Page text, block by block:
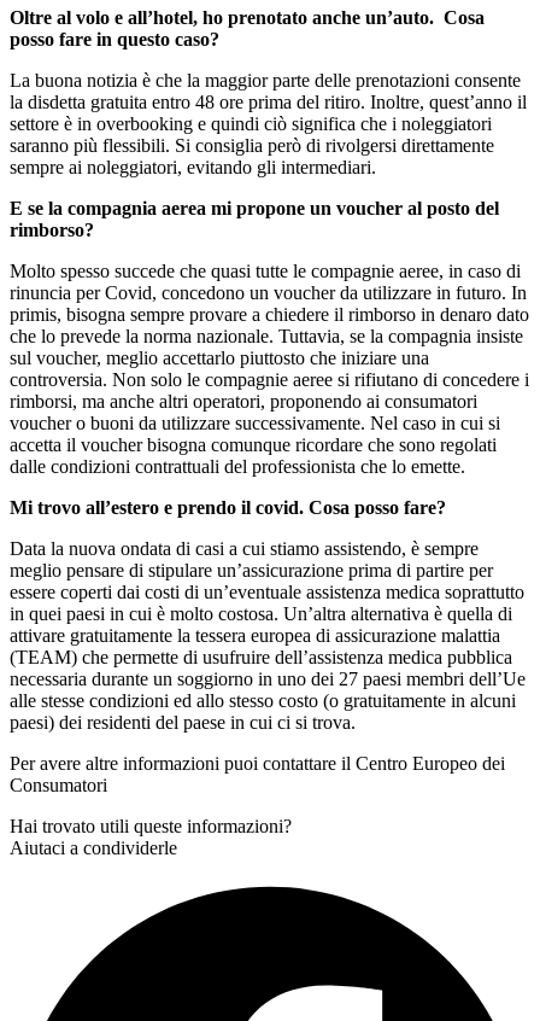
Oltre al volo e all’hotel, ho prenotato anche un’auto. Cosa
posso fare in questo caso?
La buona notizia è che la maggior parte delle prenotazioni consente
la disdetta gratuita entro 48 ore prima del ritiro. Inoltre, quest’anno il
settore è in overbooking e quindi ciò significa che i noleggiatori
saranno più flessibili. Si consiglia però di rivolgersi direttamente
sempre ai noleggiatori, evitando gli intermediari.
E se la compagnia aerea mi propone un voucher al posto del
rimborso?
Molto spesso succede che quasi tutte le compagnie aeree, in caso di
rinuncia per Covid, concedono un voucher da utilizzare in futuro. In
primis, bisogna sempre provare a chiedere il rimborso in denaro dato
che lo prevede la norma nazionale. Tuttavia, se la compagnia insiste
sul voucher, meglio accettarlo piuttosto che iniziare una
controversia. Non solo le compagnie aeree si rifiutano di concedere i
rimborsi, ma anche altri operatori, proponendo ai consumatori
voucher o buoni da utilizzare successivamente. Nel caso in cui si
accetta il voucher bisogna comunque ricordare che sono regolati
dalle condizioni contrattuali del professionista che lo emette.
Mi trovo all’estero e prendo il covid. Cosa posso fare?
Data la nuova ondata di casi a cui stiamo assistendo, è sempre
meglio pensare di stipulare un’assicurazione prima di partire per
essere coperti dai costi di un’eventuale assistenza medica soprattutto
in quei paesi in cui è molto costosa. Un’altra alternativa è quella di
attivare gratuitamente la tessera europea di assicurazione malattia
(TEAM) che permette di usufruire dell’assistenza medica pubblica
necessaria durante un soggiorno in uno dei 27 paesi membri dell’Ue
alle stesse condizioni ed allo stesso costo (o gratuitamente in alcuni
paesi) dei residenti del paese in cui ci si trova.
Per avere altre informazioni puoi contattare il Centro Europeo dei
Consumatori
Hai trovato utili queste informazioni?
Aiutaci a condividerle